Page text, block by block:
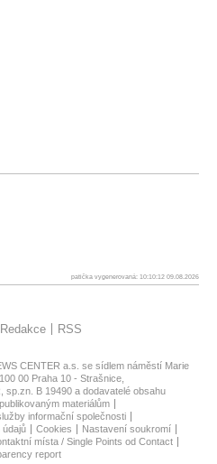
patička vygenerovaná: 10:10:12 09.08.2026
Redakce RSS
CENTER a.s. se sídlem náměstí Marie
00 Praha 10 - Strašnice,
sp.zn. B 19490 a dodavatelé obsahu
materiálům
informační společnosti
Cookies
Nastavení soukromí
místa / Single Points od Contact
report